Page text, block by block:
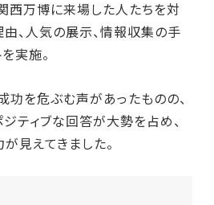
西万博に来場した人たちを対
、人気の展示、情報収集の手
実施。
を危ぶむ声があったものの、
ティブな回答が大勢を占め、
見えてきました。